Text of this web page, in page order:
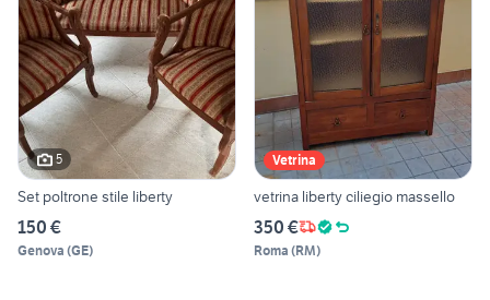
5
Set poltrone stile liberty
150 €
Genova (GE)
Vetrina
vetrina liberty ciliegio massello
350 €
Roma (RM)